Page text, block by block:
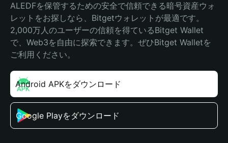
ALEDFを保管するための安全で信頼できる暗号資産ウォ
レットをお探しなら、Bitgetウォレットが最適です。
2,000万人のユーザーの信頼を得ているBitget Wallet
で、Web3を自由に探索できます。ぜひBitget Walletを
ご利用ください。
Android APKをダウンロード
Google Playをダウンロード